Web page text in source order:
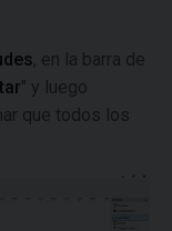
, en la barra de
" y luego
que todos los